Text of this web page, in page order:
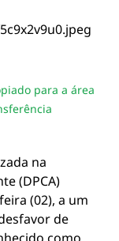
pelo email
link da notícia
para a área
na
(DPCA)
(02), a um
de